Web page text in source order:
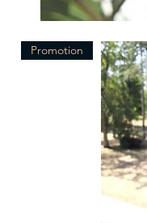
Promotion